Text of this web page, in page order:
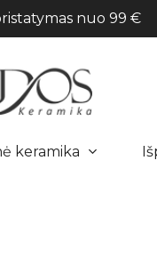
nuo 99 €
keramika